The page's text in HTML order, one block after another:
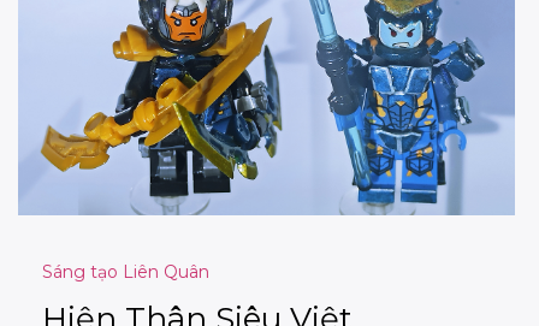
Sáng tạo Liên Quân
Hiện Thân Siêu Việt